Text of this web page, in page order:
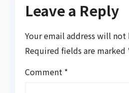
Leave a Reply
Your email address will not
Required fields are marked
Comment *